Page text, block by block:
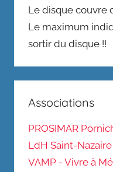
Le disque couvre
Le maximum
sortir du disque !!
Associations
PROSIMAR
LdH Saint-Nazaire
VAMP - Vivre à